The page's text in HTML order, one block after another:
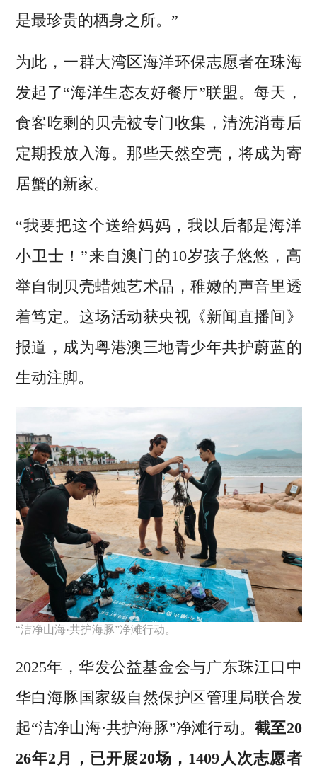
是最珍贵的栖身之所。”
为此，一群大湾区海洋环保志愿者在珠海
发起了“海洋生态友好餐厅”联盟。每天，
食客吃剩的贝壳被专门收集，清洗消毒后
定期投放入海。那些天然空壳，将成为寄
居蟹的新家。
“我要把这个送给妈妈，我以后都是海洋
小卫士！”来自澳门的10岁孩子悠悠，高
举自制贝壳蜡烛艺术品，稚嫩的声音里透
着笃定。这场活动获央视《新闻直播间》
报道，成为粤港澳三地青少年共护蔚蓝的
生动注脚。
“洁净山海·共护海豚”净滩行动。
2025年，华发公益基金会与广东珠江口中
华白海豚国家级自然保护区管理局联合发
起“洁净山海·共护海豚”净滩行动。截至20
26年2月，已开展20场，1409人次志愿者